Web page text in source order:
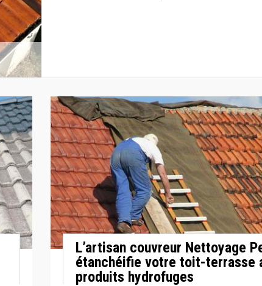
L’artisan couvreur Nettoyage
étanchéifie votre toit-terrasse
produits hydrofuges